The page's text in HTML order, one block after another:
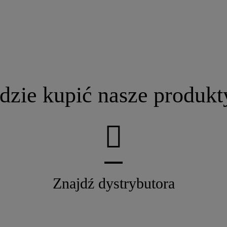
kupić nasze
Znajdź dystrybutora